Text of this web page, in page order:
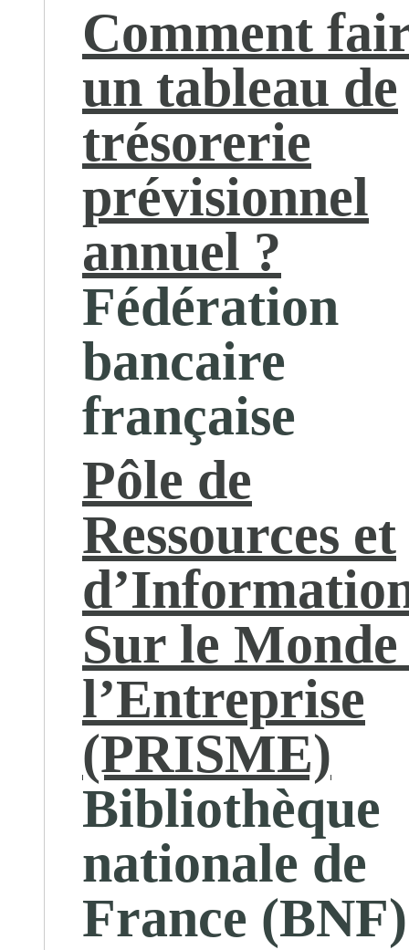
Comment
un tableau de
trésorerie
prévisionnel
annuel ?
Fédération
bancaire
française
Pôle de
Ressources et
Sur le Monde
l’Entreprise
(PRISME)
Bibliothèque
nationale de
France (BNF)